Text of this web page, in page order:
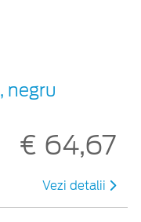
negru
€ 64,67
Vezi detalii